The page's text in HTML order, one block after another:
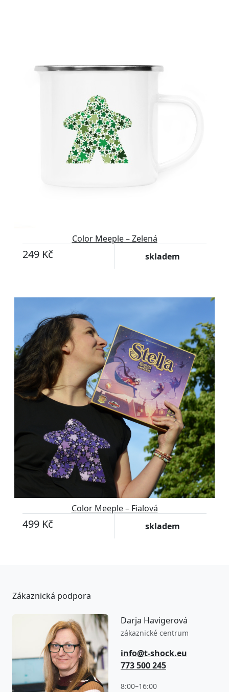
Color Meeple – Zelená
249 Kč skladem
Přizpůsobitelný motiv
Color Meeple – Fialová
499 Kč skladem
Zákaznická podpora
Darja Havigerová
zákaznické centrum
info@t-shock.eu
773 500 245
8:00–16:00